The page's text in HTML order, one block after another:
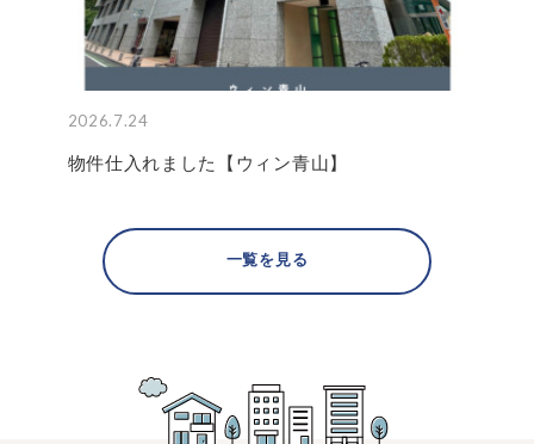
2026.7.24
物件仕入れました【ウィン青山】
一覧を見る